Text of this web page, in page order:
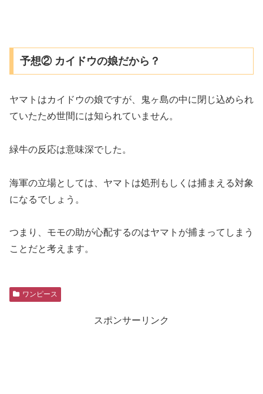
予想② カイドウの娘だから？
ヤマトはカイドウの娘ですが、鬼ヶ島の中に閉じ込められ
ていたため世間には知られていません。
緑牛の反応は意味深でした。
海軍の立場としては、ヤマトは処刑もしくは捕まえる対象
になるでしょう。
つまり、モモの助が心配するのはヤマトが捕まってしまう
ことだと考えます。
ワンピース
スポンサーリンク